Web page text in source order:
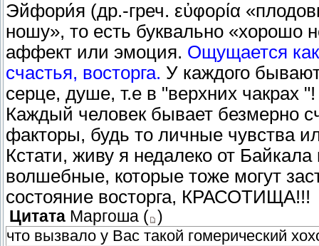
Эйфори́я (др.-греч. εὐφορία
ношу», то есть буквально
аффект или эмоция. Ощущается
счастья, восторга. У каждого
серце, душе, т.е в "верхних чакрах
Каждый человек бывает безмерно
факторы, будь то личные чувства
Кстати, живу я недалеко от
волшебные, которые тоже могут
состояние восторга, КРАСОТИЩА!!!
Цитата Маргоша ( )
что вызвало у Вас такой гомерический